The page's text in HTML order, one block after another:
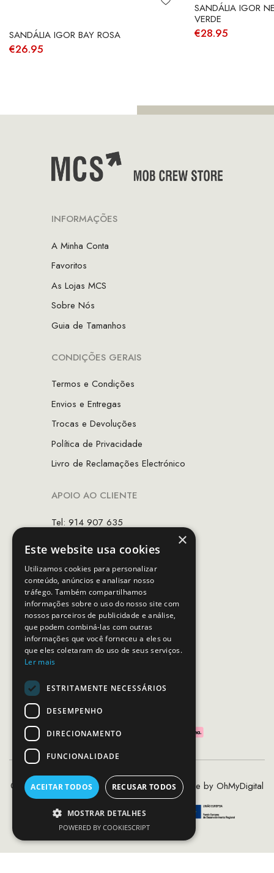
SANDÁLIA IGOR BAY ROSA
€26.95
SANDÁLIA IGOR
VERDE
€28.95
INFORMAÇÕES
A Minha Conta
Favoritos
As Lojas MCS
Sobre Nós
Guia de Tamanhos
CONDIÇÕES GERAIS
Termos e Condições
Envios e Entregas
Trocas e Devoluções
Política de Privacidade
Livro de Reclamações Electrónico
APOIO AO CLIENTE
Tel: 914 907 635
Horário de contacto:
Dias úteis das 10h as 19h
SEGUE-NOS
PAGAMENTOS SEGUROS
©2020 - 2026 MCS - Mob Crew Store | Made by OhMyDigital
×
Este website usa cookies
Utilizamos cookies para personalizar
conteúdo, anúncios e analisar nosso
tráfego. Também compartilhamos
informações sobre o uso do nosso site com
nossos parceiros de publicidade e análise,
que podem combiná-las com outras
informações que você forneceu a eles ou
que eles coletaram do uso de seus serviços.
Ler mais
ESTRITAMENTE NECESSÁRIOS
DESEMPENHO
DIRECIONAMENTO
FUNCIONALIDADE
ACEITAR TODOS RECUSAR TODOS
MOSTRAR DETALHES
POWERED BY COOKIESCRIPT